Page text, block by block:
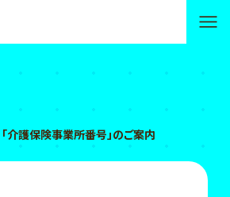
「介護保険事業所番号」のご案内